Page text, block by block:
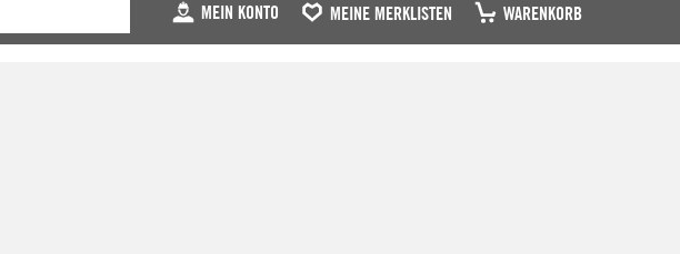
MEIN KONTO MEINE MERKLISTEN WARENKORB